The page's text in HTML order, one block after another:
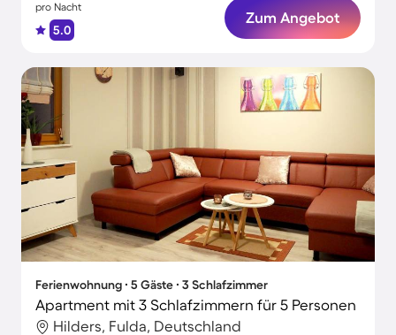
pro Nacht
5.0
Zum Angebot
Ferienwohnung ∙ 5 Gäste ∙ 3 Schlafzimmer
Apartment mit 3 Schlafzimmern für 5 Personen
Hilders, Fulda, Deutschland